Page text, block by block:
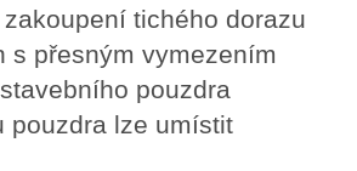
tichého dorazu
s přesným vymezením
pouzdra
pouzdra lze umístit